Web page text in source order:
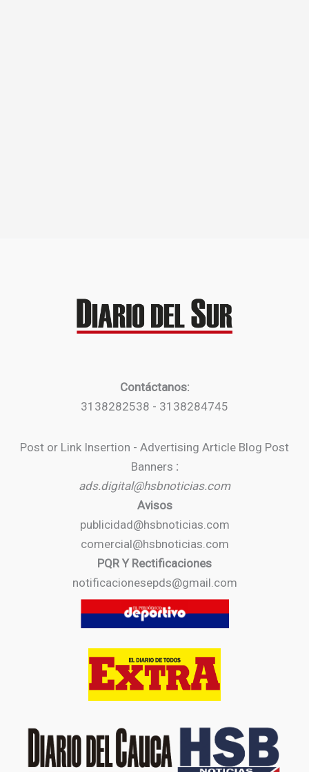
Contáctanos:
3138282538 - 3138284745
Post or Link Insertion - Advertising Article Blog Post
Banners :
ads.digital@hsbnoticias.com
Avisos
publicidad@hsbnoticias.com
comercial@hsbnoticias.com
PQR Y Rectificaciones
notificacionesepds@gmail.com